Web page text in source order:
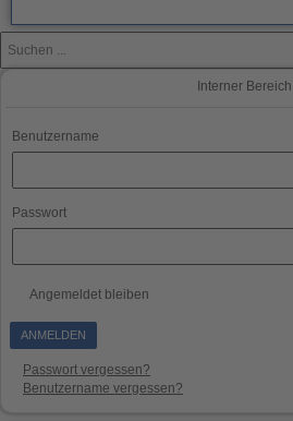
Interner Bereich
Benutzername
Passwort
Angemeldet bleiben
Passwort vergessen?
Benutzername vergessen?